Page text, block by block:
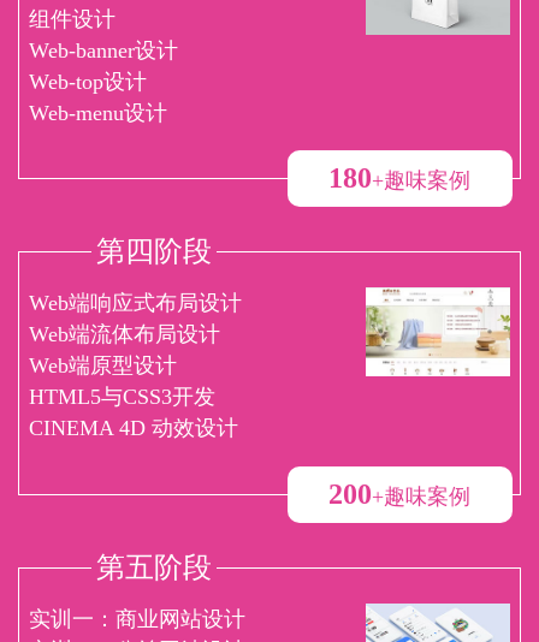
组件设计
Web-banner设计
Web-top设计
Web-menu设计
180+趣味案例
Web端响应式布局设计
Web端流体布局设计
Web端原型设计
HTML5与CSS3开发
CINEMA 4D 动效设计
第四阶段
200+趣味案例
实训一：商业网站设计
第五阶段